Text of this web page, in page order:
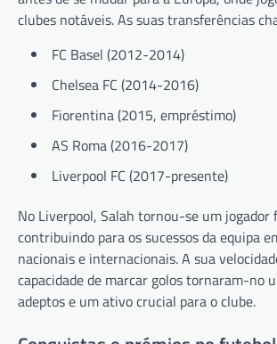
clubes notáveis. As suas transferências
FC Basel (2012-2014)
Chelsea FC (2014-2016)
Fiorentina (2015, empréstimo)
AS Roma (2016-2017)
Liverpool FC (2017-presente)
No Liverpool, Salah tornou-se um jogador
contribuindo para os sucessos da equipa
nacionais e internacionais. A sua
capacidade de marcar golos tornaram-no
adeptos e um ativo crucial para o clube.